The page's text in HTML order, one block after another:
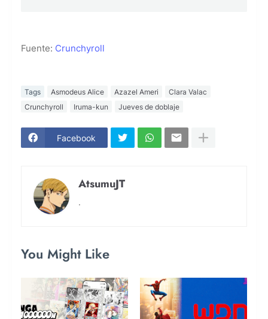
Fuente: Crunchyroll
Tags Asmodeus Alice Azazel Ameri
Clara Valac
Crunchyroll
Iruma-kun Jueves de doblaje
Facebook
AtsumuJT
.
You Might Like